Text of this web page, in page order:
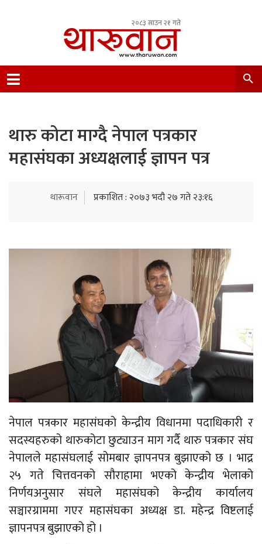
२०८३ साउन २१ गते
Nepal.
थारु कोटा माग्दै नेपाल पत्रकार
महासंघका अध्यक्षलाई ज्ञापन पत्र
थारूवान प्रकाशित : २०७३ भदौ २७ गते २३:१६
नेपाल पत्रकार महासंघको केन्द्रीय विधानमा पदाधिकारी र
सदस्यहरुको थारुकोटा छुट्याउन माग गर्दै थारु पत्रकार संघ
नेपालले महासंघलाई सोमबार ज्ञापनपत्र बुझाएको छ । भाद्र
२५ गते चित्तवनको सौराहामा भएको केन्द्रीय भेलाको
निर्णयअनुसार संघले महासंघको केन्द्रीय कार्यालय
सञ्चारग्राममा गएर महासंघका अध्यक्ष डा. महेन्द्र विष्टलाई
ज्ञापनपत्र बुझाएको हो ।